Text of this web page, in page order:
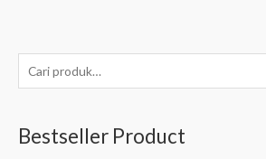
e
c
Bestseller Product